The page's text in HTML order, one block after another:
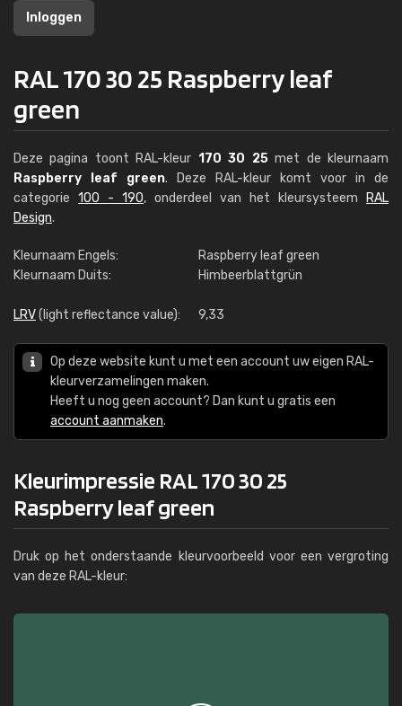
Inloggen
RAL 170 30 25 Raspberry leaf
green
Deze pagina toont RAL-kleur 170 30 25met de kleurnaam
Raspberry leaf green. Deze RAL-kleur komt voor in de
categorie 100 - 190, onderdeel van het kleursysteem
RAL
Design.
Kleurnaam Engels:
Raspberry leaf green
Kleurnaam Duits:
Himbeerblattgrün
LRV(light reflectance value): 9,33
Op deze website kunt u met een account uw eigen RAL-
kleurverzamelingen maken.
Heeft u nog geen account? Dan kunt u gratis een
account aanmaken.
Kleurimpressie RAL 170 30 25
Raspberry leaf green
Druk op het onderstaande kleurvoorbeeld voor een vergroting
van deze RAL-kleur: